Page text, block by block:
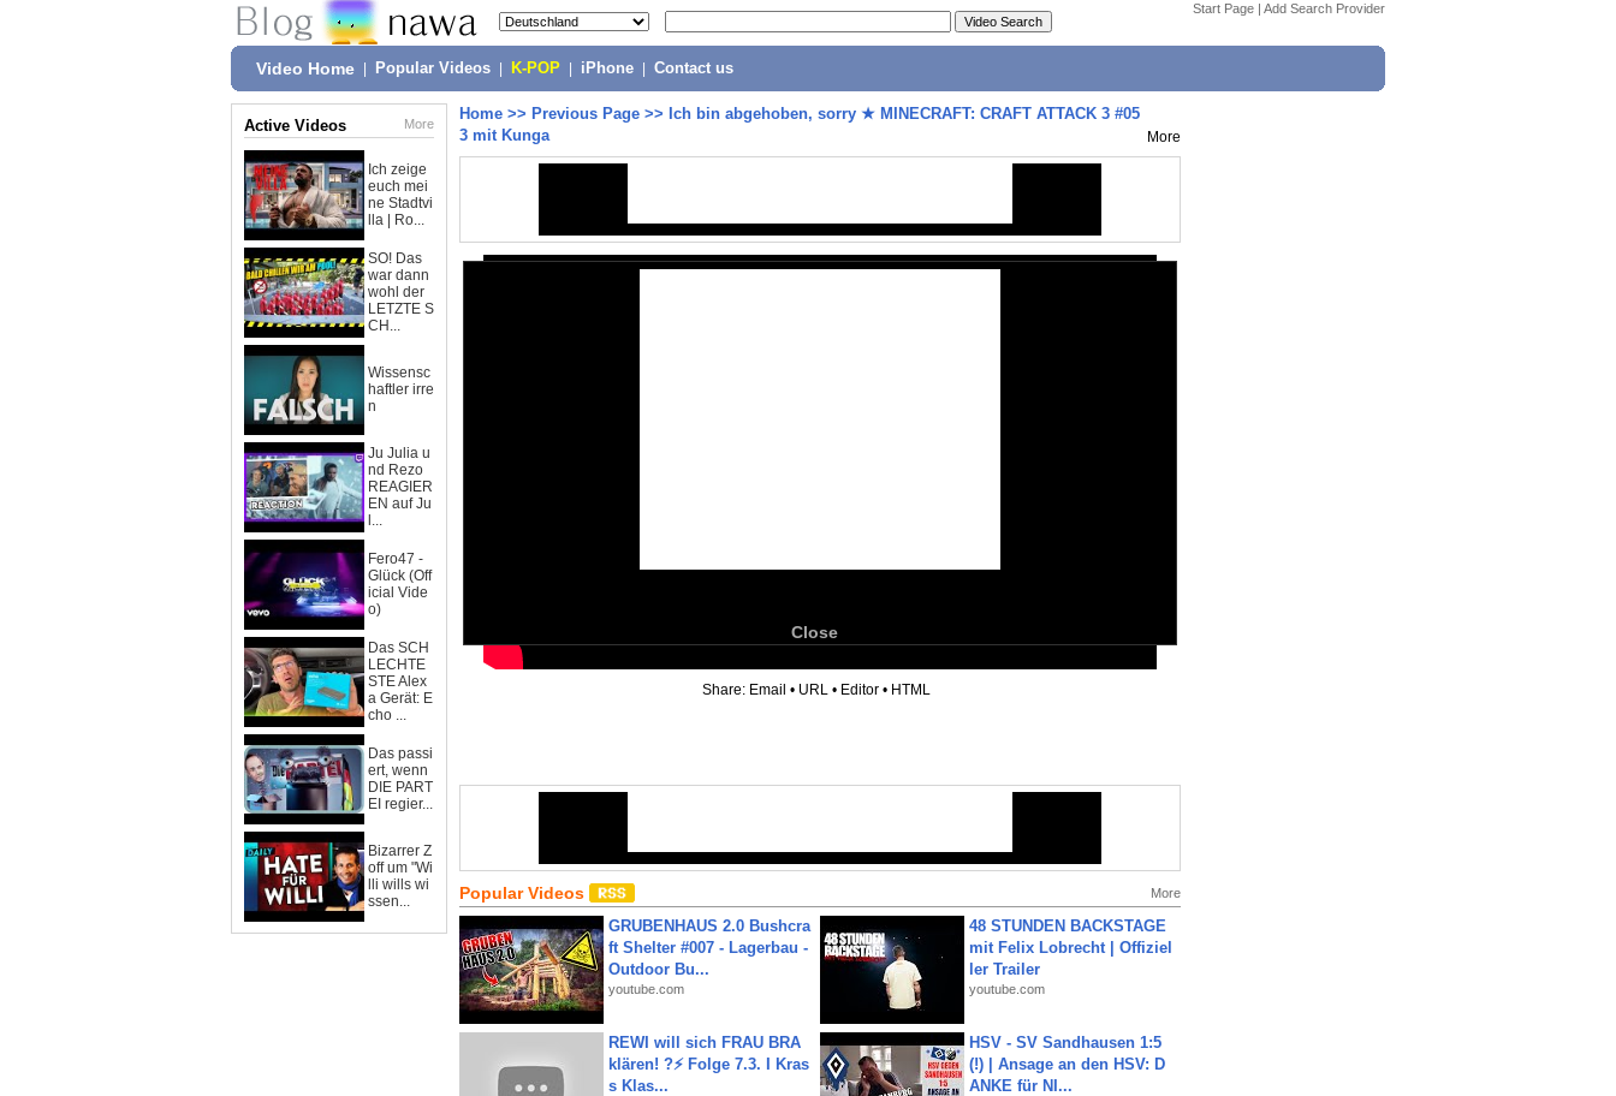
Start Page | Add Search Provider
Video Home Popular Videos K-POP iPhone Contact us
Active Videos More
Ich zeige
euch mei
ne Stadtvi
lla | Ro...
SO! Das
war dann
wohl der
LETZTE S
CH...
Wissensc
haftler irre
n
Ju Julia u
nd Rezo
REAGIER
EN auf Ju
l...
Fero47 -
Glück (Off
icial Vide
o)
Das SCH
LECHTE
STE Alex
a Gerät: E
cho ...
Das passi
ert, wenn
DIE PART
EI regier...
Bizarrer Z
off um "Wi
lli wills wi
ssen...
Home >> Previous Page >> Ich bin abgehoben, sorry ★ MINECRAFT: CRAFT ATTACK 3 #05
3 mit Kunga
More
Close
Share: Email • URL • Editor • HTML
Popular Videos More
GRUBENHAUS 2.0 Bushcra
ft Shelter #007 - Lagerbau -
Outdoor Bu...
youtube.com
48 STUNDEN BACKSTAGE
mit Felix Lobrecht | Offiziel
ler Trailer
youtube.com
REWI will sich FRAU BRA
klären! ?⚡️ Folge 7.3. I Kras
s Klas...
HSV - SV Sandhausen 1:5
(!) | Ansage an den HSV: D
ANKE für NI...